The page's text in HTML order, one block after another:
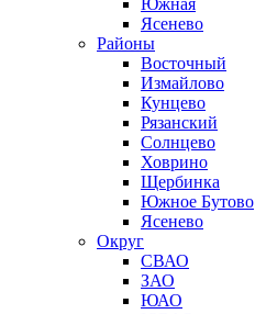
Южная
Ясенево
Районы
Восточный
Измайлово
Кунцево
Рязанский
Солнцево
Ховрино
Щербинка
Южное Бутово
Ясенево
Округ
СВАО
ЗАО
ЮАО